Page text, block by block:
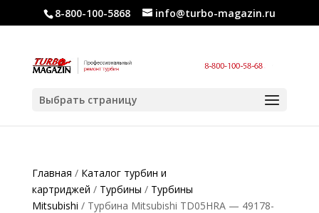
8-800-100-5868 info@turbo-magazin.ru
Выбрать страницу
Главная / Каталог турбин и
картриджей / Турбины / Турбины
Mitsubishi / Турбина Mitsubishi TD05HRA — 49178-